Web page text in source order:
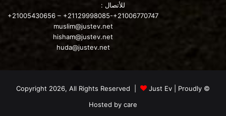
للأتصال :
+21005430656 – +21129998085-+21006770747
muslim@justev.net
hisham@justev.net
huda@justev.net
© Copyright 2026, All Rights Reserved |
Just Ev | Proudly
Hosted by care